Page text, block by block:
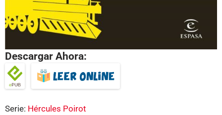
Descargar Ahora:
Serie: Hércules Poirot